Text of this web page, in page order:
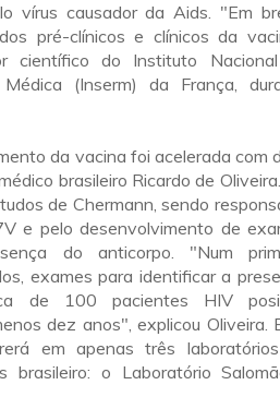
vírus causador da Aids. "Em
pré-clínicos e clínicos da
científico do Instituto
(Inserm) da França,
da vacina foi acelerada com
brasileiro Ricardo de
de Chermann, sendo
e pelo desenvolvimento de
do anticorpo. "Num
exames para identificar a
de 100 pacientes HIV
dez anos", explicou Oliveira.
em apenas três
brasileiro: o Laboratório